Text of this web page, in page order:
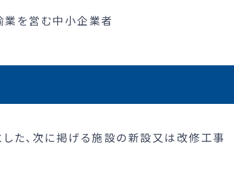
を営む中小企業者
た、次に掲げる施設の新設又は改修工事